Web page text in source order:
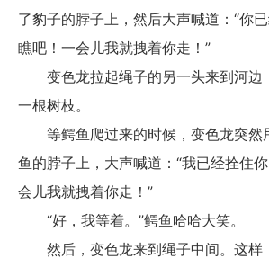
了豹子的脖子上，然后大声喊道：“你
瞧吧！一会儿我就拽着你走！”
变色龙拉起绳子的另一头来到河边
一根树枝。
等鳄鱼爬过来的时候，变色龙突然
鱼的脖子上，大声喊道：“我已经拴住
会儿我就拽着你走！”
“好，我等着。”鳄鱼哈哈大笑。
然后，变色龙来到绳子中间。这样